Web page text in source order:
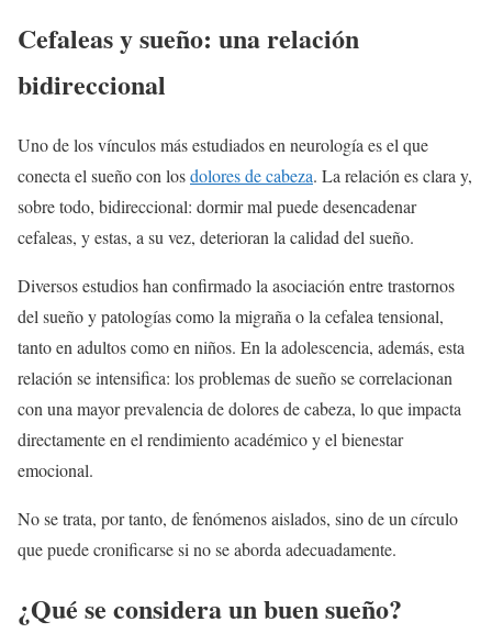
Cefaleas y sueño: una relación
bidireccional
Uno de los vínculos más estudiados en neurología es el que
conecta el sueño con losdolores de cabeza. La relación es clara y,
sobre todo, bidireccional: dormir mal puede desencadenar
cefaleas, y estas, a su vez, deterioran la calidad del sueño.
Diversos estudios han confirmado la asociación entre trastornos
del sueño y patologías como la migraña o la cefalea tensional,
tanto en adultos como en niños. En la adolescencia, además, esta
relación se intensifica: los problemas de sueño se correlacionan
con una mayor prevalencia de dolores de cabeza, lo que impacta
directamente en el rendimiento académico y el bienestar
emocional.
No se trata, por tanto, de fenómenos aislados, sino de un círculo
que puede cronificarse si no se aborda adecuadamente.
¿Qué se considera un buen sueño?